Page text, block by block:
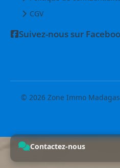
CGV
Suivez-nous sur
© 2026 Zone Immo
Contactez-nous